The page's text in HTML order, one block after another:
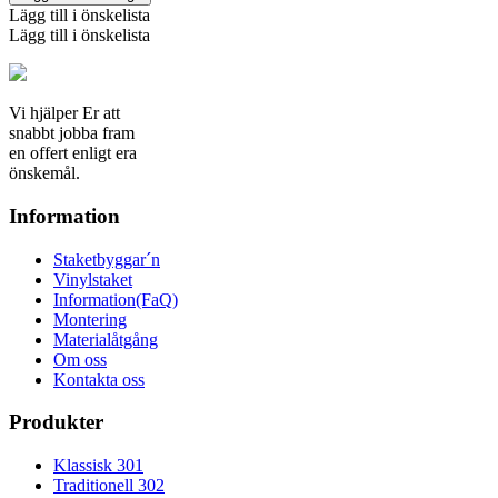
mängd
Lägg till i önskelista
Lägg till i önskelista
Vi hjälper Er att
snabbt jobba fram
en offert enligt era
önskemål.
Information
Staketbyggar´n
Vinylstaket
Information(FaQ)
Montering
Materialåtgång
Om oss
Kontakta oss
Produkter
Klassisk 301
Traditionell 302